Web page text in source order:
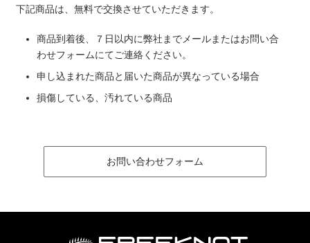
下記商品は、無料で交換させていただきます。
商品到着後、７日以内に弊社までメールまたはお問い合
わせフォームにてご連絡ください。
申し込まれた商品と届いた商品が異なっている場合
損傷している、汚れている商品
お問い合わせフォーム